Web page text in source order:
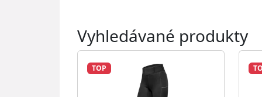
Vyhledávané produkty
TOP